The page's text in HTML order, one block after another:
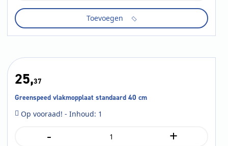
blauw
cm
10
aantal
Toevoegen
25,37
Greenspeed vlakmopplaat standaard 40 cm
Op vooraad! - Inhoud: 1
-
Greenspeed
+